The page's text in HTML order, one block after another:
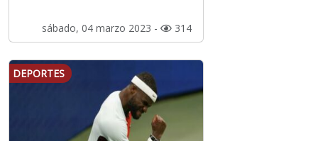
sábado, 04 marzo 2023 - 314
DEPORTES